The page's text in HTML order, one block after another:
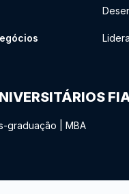
graduação MBA